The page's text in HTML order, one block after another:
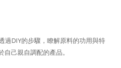
過DIY的步驟，瞭解原料的功用與特
己親自調配的產品。